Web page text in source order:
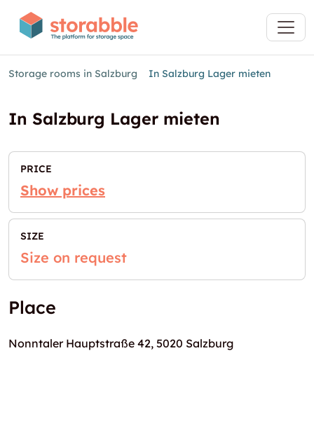
Storage rooms in Salzburg In Salzburg Lager mieten
In Salzburg Lager mieten
PRICE
Show prices
SIZE
Size on request
Place
Nonntaler Hauptstraße 42, 5020 Salzburg